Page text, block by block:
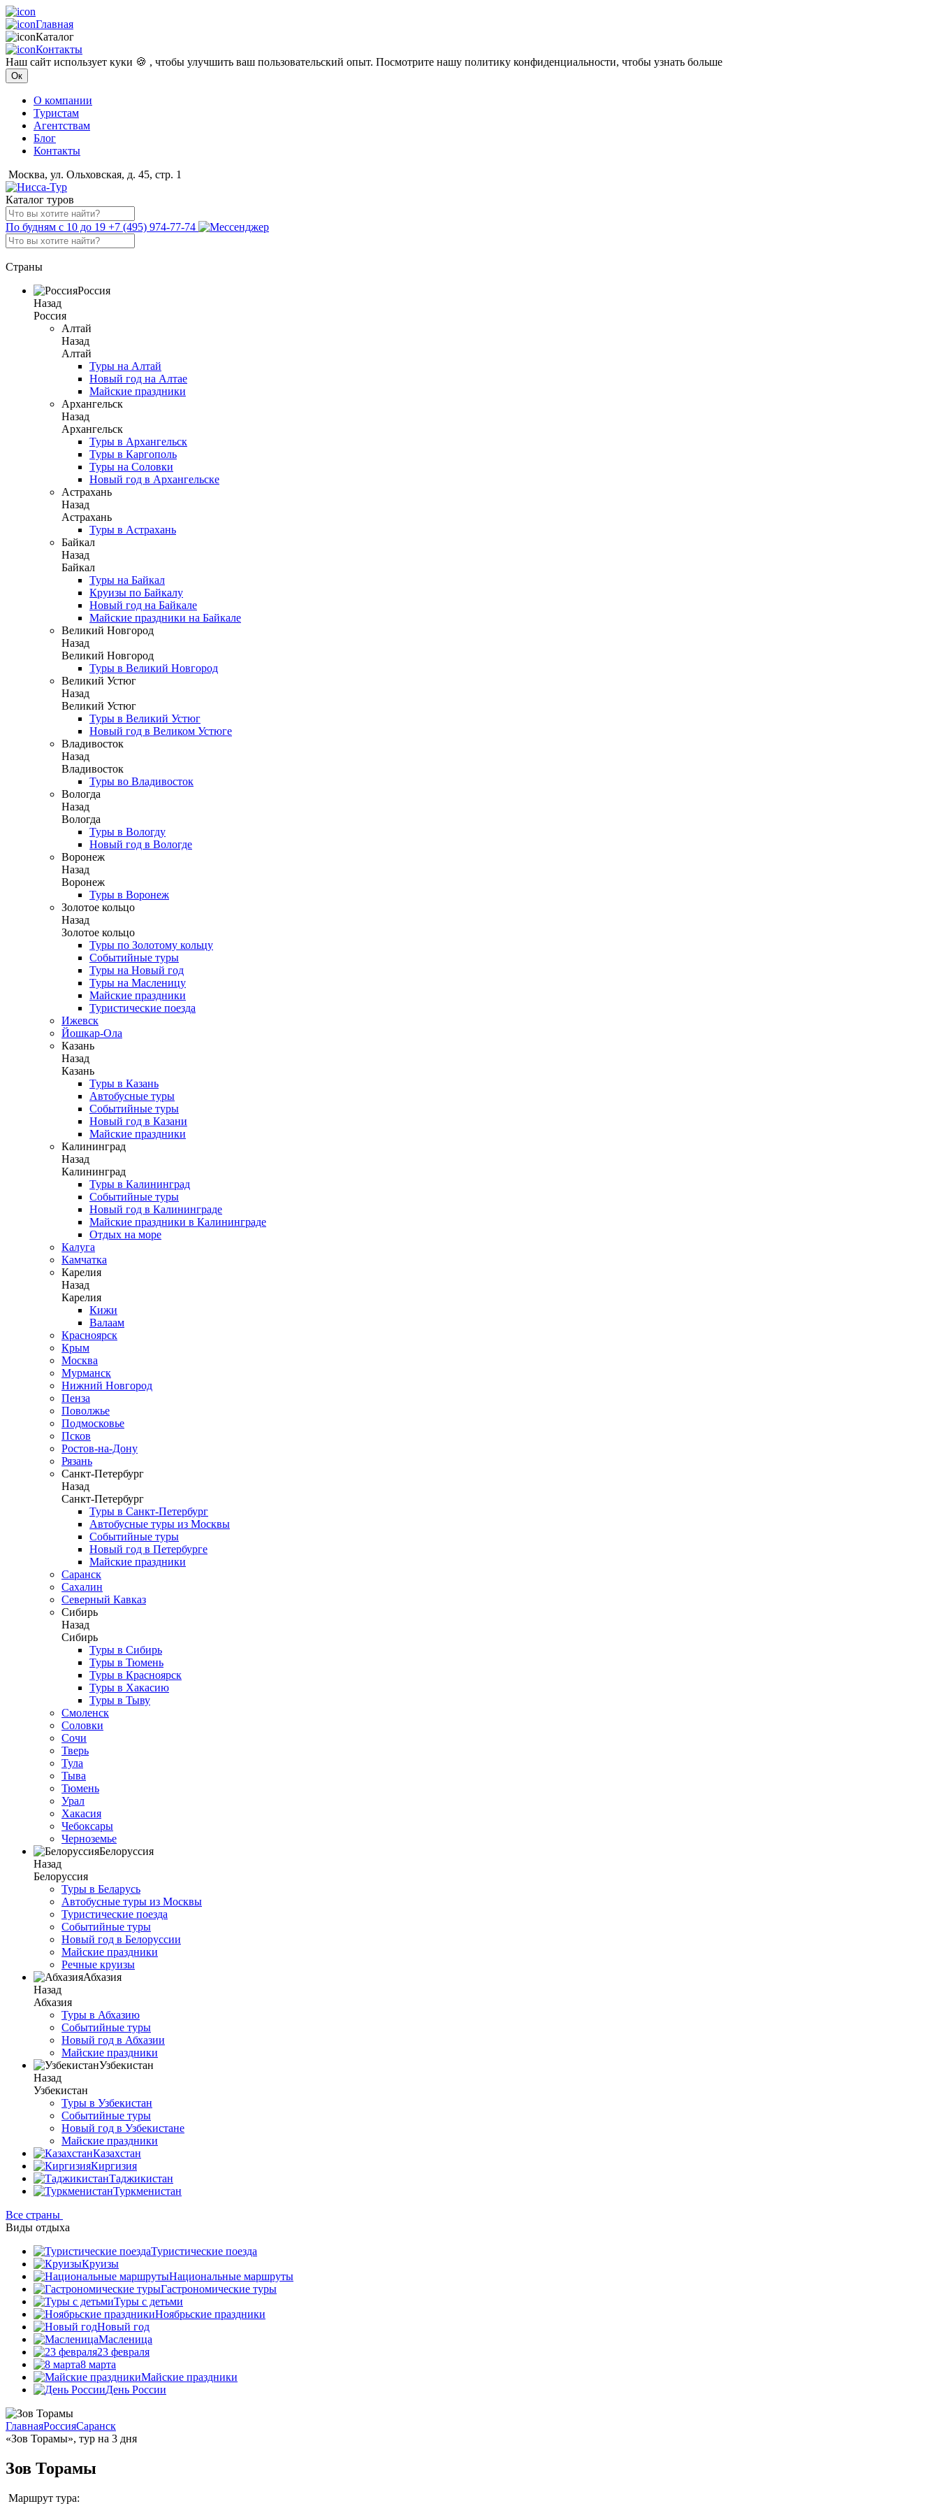
Главная
Каталог
Контакты
Наш сайт использует куки 🍪 , чтобы улучшить ваш пользовательский опыт. Посмотрите нашу политику конфиденциальности, чтобы узнать больше
Ок
О компании
Туристам
Агентствам
Блог
Контакты
Москва, ул. Ольховская, д. 45, стр. 1
Каталог туров
По будням с 10 до 19 +7 (495) 974-77-74
Страны
Россия
Назад
Россия
Алтай
Назад
Алтай
Туры на Алтай
Новый год на Алтае
Майские праздники
Архангельск
Назад
Архангельск
Туры в Архангельск
Туры в Каргополь
Туры на Соловки
Новый год в Архангельске
Астрахань
Назад
Астрахань
Туры в Астрахань
Байкал
Назад
Байкал
Туры на Байкал
Круизы по Байкалу
Новый год на Байкале
Майские праздники на Байкале
Великий Новгород
Назад
Великий Новгород
Туры в Великий Новгород
Великий Устюг
Назад
Великий Устюг
Туры в Великий Устюг
Новый год в Великом Устюге
Владивосток
Назад
Владивосток
Туры во Владивосток
Вологда
Назад
Вологда
Туры в Вологду
Новый год в Вологде
Воронеж
Назад
Воронеж
Туры в Воронеж
Золотое кольцо
Назад
Золотое кольцо
Туры по Золотому кольцу
Событийные туры
Туры на Новый год
Туры на Масленицу
Майские праздники
Туристические поезда
Ижевск
Йошкар-Ола
Казань
Назад
Казань
Туры в Казань
Автобусные туры
Событийные туры
Новый год в Казани
Майские праздники
Калининград
Назад
Калининград
Туры в Калининград
Событийные туры
Новый год в Калининграде
Майские праздники в Калининграде
Отдых на море
Калуга
Камчатка
Карелия
Назад
Карелия
Кижи
Валаам
Красноярск
Крым
Москва
Мурманск
Нижний Новгород
Пенза
Поволжье
Подмосковье
Псков
Ростов-на-Дону
Рязань
Санкт-Петербург
Назад
Санкт-Петербург
Туры в Санкт-Петербург
Автобусные туры из Москвы
Событийные туры
Новый год в Петербурге
Майские праздники
Саранск
Сахалин
Северный Кавказ
Сибирь
Назад
Сибирь
Туры в Сибирь
Туры в Тюмень
Туры в Красноярск
Туры в Хакасию
Туры в Тыву
Смоленск
Соловки
Сочи
Тверь
Тула
Тыва
Тюмень
Урал
Хакасия
Чебоксары
Черноземье
Белоруссия
Назад
Белоруссия
Туры в Беларусь
Автобусные туры из Москвы
Туристические поезда
Событийные туры
Новый год в Белоруссии
Майские праздники
Речные круизы
Абхазия
Назад
Абхазия
Туры в Абхазию
Событийные туры
Новый год в Абхазии
Майские праздники
Узбекистан
Назад
Узбекистан
Туры в Узбекистан
Событийные туры
Новый год в Узбекистане
Майские праздники
Казахстан
Киргизия
Таджикистан
Туркменистан
Все страны
Виды отдыха
Туристические поезда
Круизы
Национальные маршруты
Гастрономические туры
Туры с детьми
Ноябрьские праздники
Новый год
Масленица
23 февраля
8 марта
Майские праздники
День России
ГлавнаяРоссияСаранск
«Зов Торамы», тур на 3 дня
Зов Торамы
Маршрут тура: